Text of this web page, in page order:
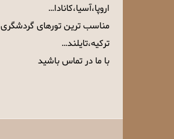
اروپا،آسیا،کانادا…
مناسب ترین تورهای گردشگری
ترکیه،تایلند…
با ما در تماس باشید